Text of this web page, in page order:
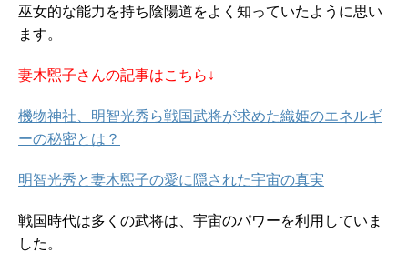
巫女的な能力を持ち陰陽道をよく知っていたように思い
ます。
妻木煕子さんの記事はこちら↓
機物神社、明智光秀ら戦国武将が求めた織姫のエネルギ
ーの秘密とは？
明智光秀と妻木煕子の愛に隠された宇宙の真実
戦国時代は多くの武将は、宇宙のパワーを利用していま
した。